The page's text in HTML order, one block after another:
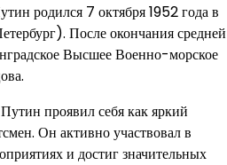
родился 7 октября 1952 года в
После окончания средней
Высшее Военно-морское
проявил себя как яркий
Он активно участвовал в
и достиг значительных